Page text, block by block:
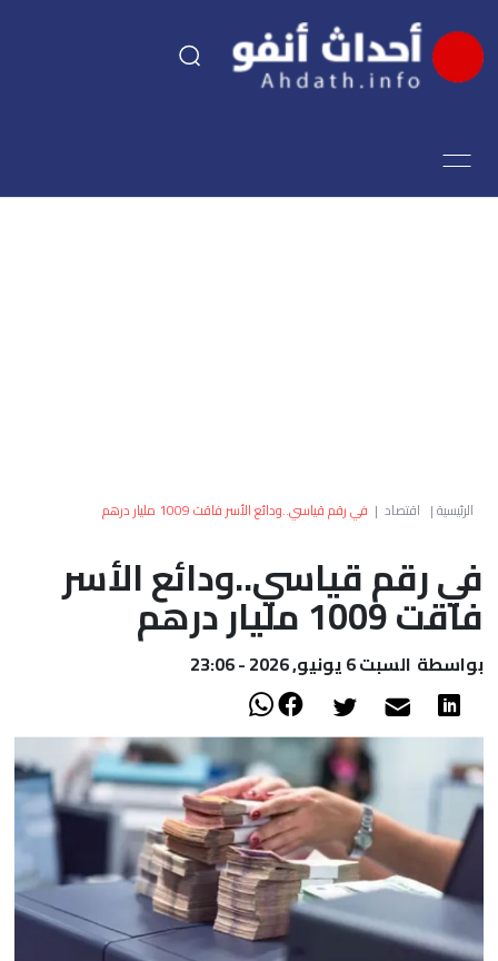
اقتصاد
العالم
أعمدة
الصحراء
الرئيسية| اقتصاد | في رقم قياسي..ودائع الأسر فاقت 1009 مليار درهم
في رقم قياسي..ودائع الأسر
فاقت 1009 مليار درهم
بواسطة السبت 6 يونيو, 2026 - 23:06